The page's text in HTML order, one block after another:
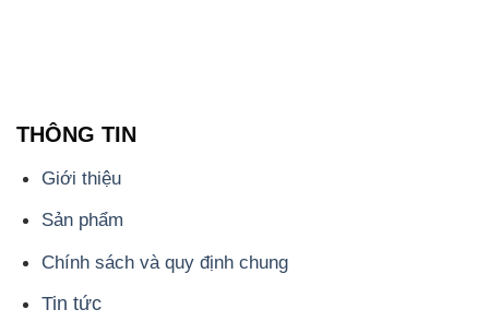
THÔNG TIN
Giới thiệu
Sản phẩm
Chính sách và quy định chung
Tin tức